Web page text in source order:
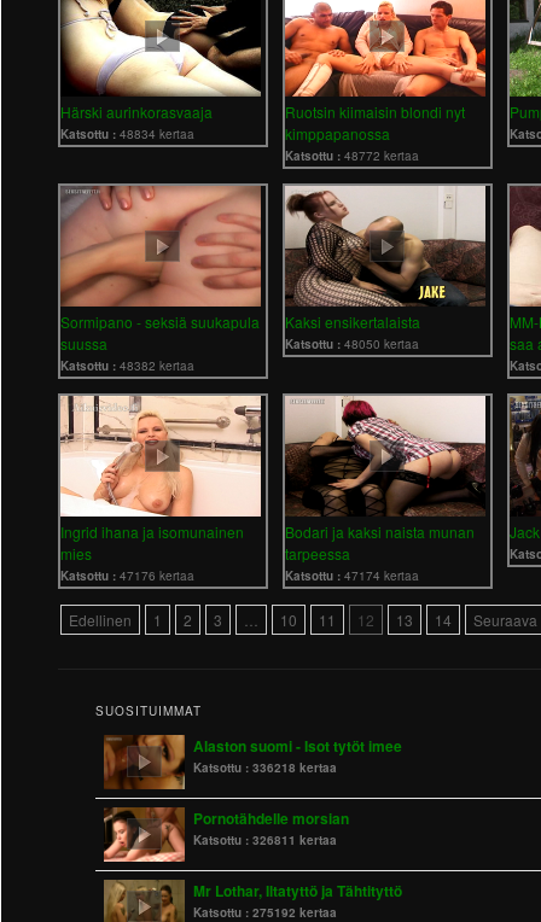
Härski aurinkorasvaaja
Katsottu :48834 kertaa
Ruotsin kiimaisin blondi nyt
kimppapanossa
Katsottu :48772 kertaa
Sormipano - seksiä suukapula
suussa
Katsottu :48382 kertaa
Kaksi ensikertalaista
Katsottu :48050 kertaa
saa
Ingrid ihana ja isomunainen
mies
Katsottu :47176 kertaa
Bodari ja kaksi naista munan
tarpeessa
Katsottu :47174 kertaa
Edellinen 1 2 3 10 11 12 13 14 Seuraava
SUOSITUIMMAT
Alaston suomi - Isot tytöt imee
Katsottu : 336218 kertaa
Pornotähdelle morsian
Katsottu : 326811 kertaa
Mr Lothar, Iltatyttö ja Tähtityttö
Katsottu : 275192 kertaa